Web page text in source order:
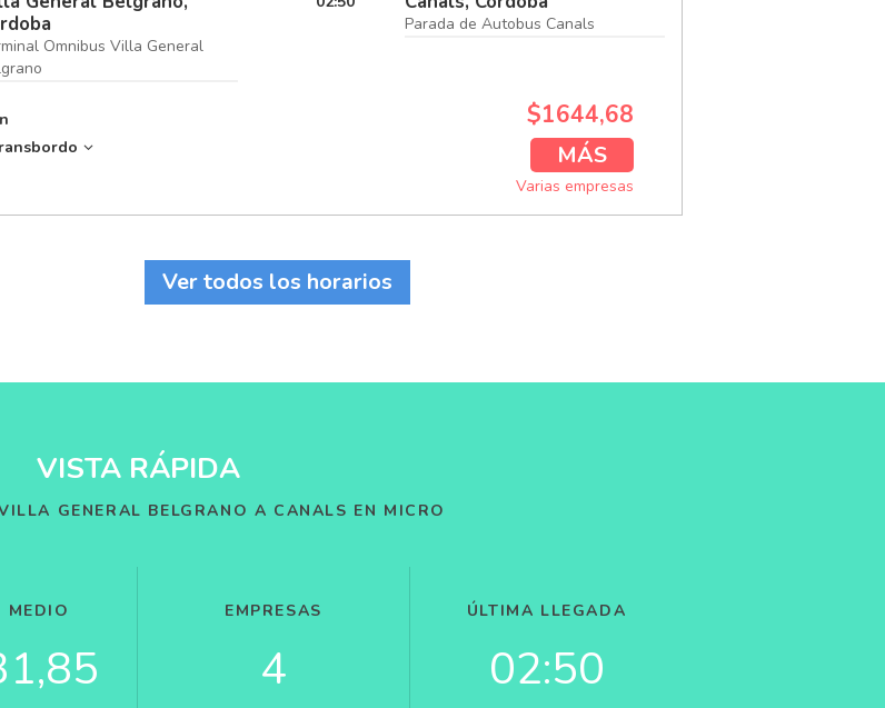
Omnibus Villa General
Parada de Autobus Canals
$1644,68
MÁS
Varias empresas
Ver todos los horarios
VISTA RÁPIDA
GENERAL BELGRANO A CANALS EN MICRO
MEDIO EMPRESAS
4
ÚLTIMA LLEGADA
02:50